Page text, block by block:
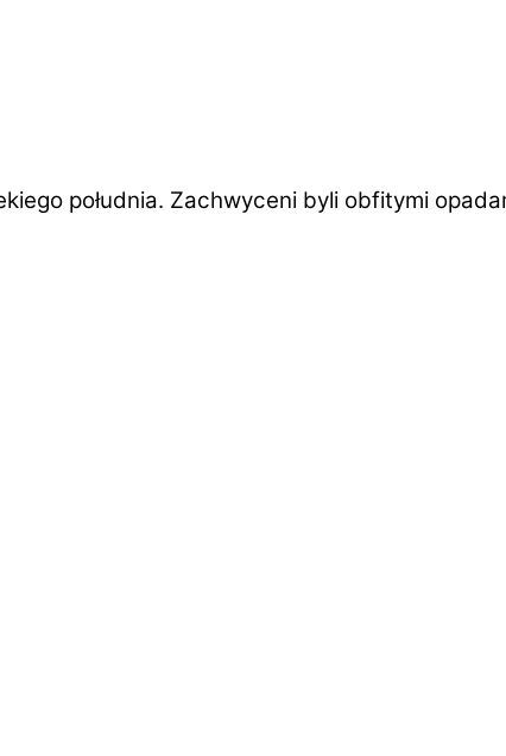
południa. Zachwyceni byli obfitymi